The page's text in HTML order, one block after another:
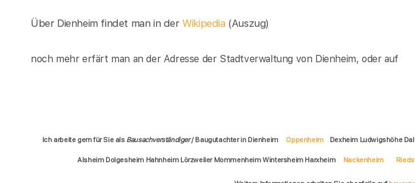
Über Dienheim findet man in derWikipedia (Auszug)
noch mehr erfärt man an der Adresse der Stadtverwaltung von Dienheim, oder auf
Ich arbeite gern für Sie als Bausachverständiger/ Baugutachter in Dienheim Oppenheim Dexheim Ludwigshöhe
Alsheim Dolgesheim Hahnheim Lörzweiler Mommenheim Wintersheim Harxheim Nackenheim